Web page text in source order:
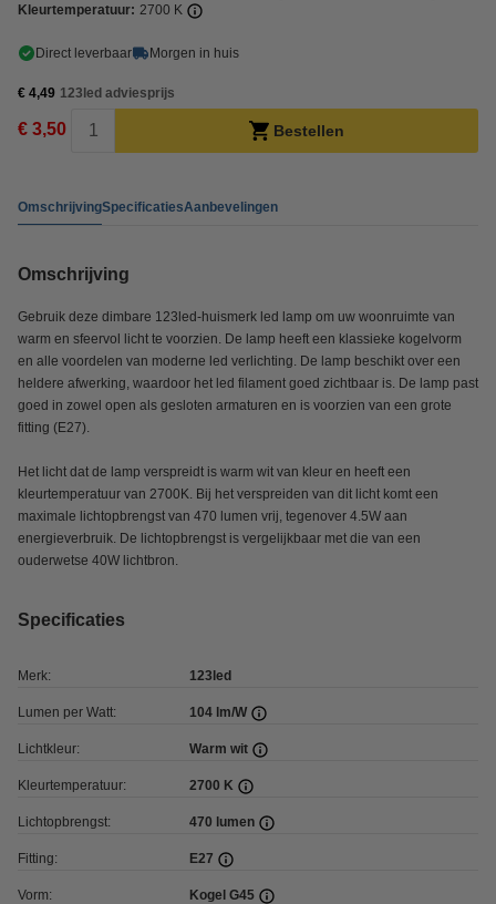
Kleurtemperatuur: 2700 K
Direct leverbaar Morgen in huis
€ 4,49 123led adviesprijs
€ 3,50 Bestellen
OmschrijvingSpecificatiesAanbevelingen
Omschrijving
Gebruik deze dimbare 123led-huismerk led lamp om uw woonruimte van
warm en sfeervol licht te voorzien. De lamp heeft een klassieke kogelvorm
en alle voordelen van moderne led verlichting. De lamp beschikt over een
heldere afwerking, waardoor het led filament goed zichtbaar is. De lamp past
goed in zowel open als gesloten armaturen en is voorzien van een grote
fitting (E27).
Het licht dat de lamp verspreidt is warm wit van kleur en heeft een
kleurtemperatuur van 2700K. Bij het verspreiden van dit licht komt een
maximale lichtopbrengst van 470 lumen vrij, tegenover 4.5W aan
energieverbruik. De lichtopbrengst is vergelijkbaar met die van een
ouderwetse 40W lichtbron.
Specificaties
Merk: 123led
Lumen per Watt: 104 lm/W
Lichtkleur: Warm wit
Kleurtemperatuur: 2700 K
Lichtopbrengst: 470 lumen
Fitting: E27
Vorm: Kogel G45